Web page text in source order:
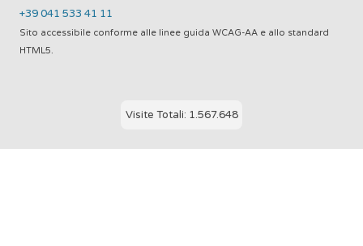
+39 041 533 41 11
Sito accessibile conforme alle linee guida WCAG-AA e allo standard
HTML5.
Visite Totali: 1.567.648